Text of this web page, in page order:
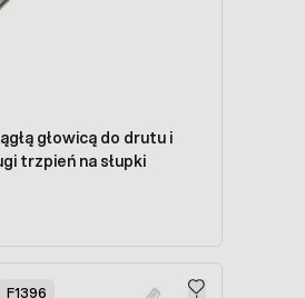
głowicą do drutu i
trzpień na słupki
F1396